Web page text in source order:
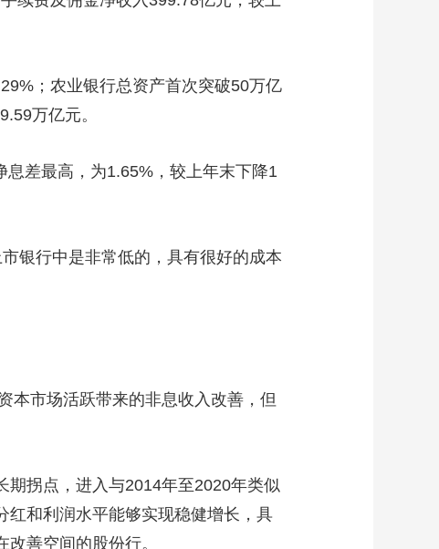
；农业银行总资产首次突破50万亿
万亿元。
差最高，为1.65%，较上年末下降1
银行中是非常低的，具有很好的成本
市场活跃带来的非息收入改善，但
拐点，进入与2014年至2020年类似
红和利润水平能够实现稳健增长，具
善空间的股份行。